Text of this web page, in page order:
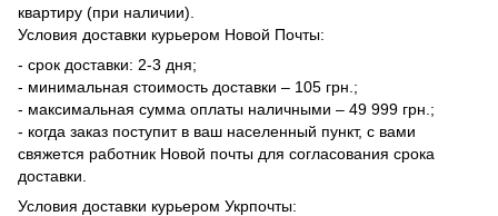
квартиру (при наличии).
Условия доставки курьером Новой Почты:
- срок доставки: 2-3 дня;
- минимальная стоимость доставки – 105 грн.;
- максимальная сумма оплаты наличными – 49 999 грн.;
- когда заказ поступит в ваш населенный пункт, с вами
свяжется работник Новой почты для согласования срока
доставки.
Условия доставки курьером Укрпочты: